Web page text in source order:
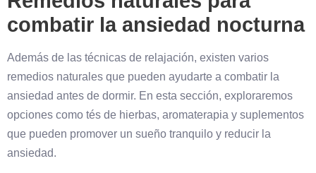
combatir la ansiedad nocturna
Además de las técnicas de relajación, existen varios
remedios naturales que pueden ayudarte a combatir la
ansiedad antes de dormir. En esta sección, exploraremos
opciones como tés de hierbas, aromaterapia y suplementos
que pueden promover un sueño tranquilo y reducir la
ansiedad.